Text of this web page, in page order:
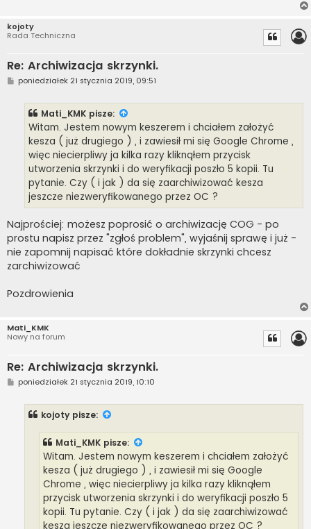
kojoty
Rada Techniczna
Re: Archiwizacja skrzynki.
P
o
poniedziałek 21 stycznia 2019, 09:51
Mati_KMK pisze:
Witam. Jestem nowym keszerem i chciałem założyć
kesza ( już drugiego ) , i zawiesił mi się Google Chrome ,
więc niecierpliwy ja kilka razy kliknąłem przycisk
utworzenia skrzynki i do weryfikacji poszło 5 kopii. Tu
pytanie. Czy ( i jak ) da się zaarchiwizować kesza
jeszcze niezweryfikowanego przez OC ?
Najprościej: możesz poprosić o archiwizację COG - po
prostu napisz przez "zgłoś problem", wyjaśnij sprawę i już -
nie zapomnij napisać które dokładnie skrzynki chcesz
zarchiwizować
Pozdrowienia
Mati_KMK
Nowy na forum
Re: Archiwizacja skrzynki.
P
o
poniedziałek 21 stycznia 2019, 10:10
kojotypisze:
Mati_KMK pisze:
Witam. Jestem nowym keszerem i chciałem założyć
kesza ( już drugiego ) , i zawiesił mi się Google
Chrome , więc niecierpliwy ja kilka razy kliknąłem
przycisk utworzenia skrzynki i do weryfikacji poszło 5
kopii. Tu pytanie. Czy ( i jak ) da się zaarchiwizować
kesza jeszcze niezweryfikowanego przez OC ?